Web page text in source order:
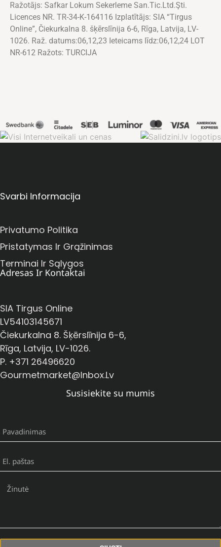
Ražotājs: Safkar Lokum Sekerleme San.Tic.Ltd.Şti.
Licences NR. TR-34-K-164116 Izplatītājs: SIA “Tirgus
Online”, Čiekurkalna 8. šķērslīnija 6-6, Rīga, Latvija, LV-
1026. Raž. datums:06,12,23 Ieteicams līdz:06,12,24 LOT
NR-612 Ražots: TURCIJA
Svarbi Informacija
Privatumo Politika
Pristatymas Ir Grąžinimas
Terminai Ir Sąlygos
Adresas Ir Kontaktai
SIA Tirgus Online
LV54103145671
Čiekurkalna 8. Šķērslīnija 6-6,
Rīga, Latvija, LV-1026.
P. +371 26496620
Gourmetmarket@inbox.lv
Susisiekite su mumis